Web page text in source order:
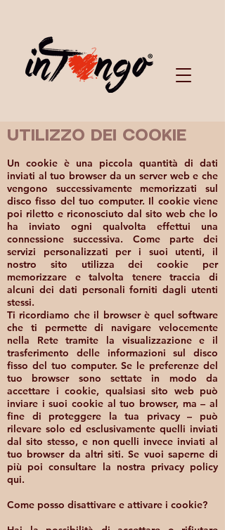
UTILIZZO DEI COOKIE
Un cookie è una piccola quantità di dati
inviati al tuo browser da un server web e che
vengono successivamente memorizzati sul
disco fisso del tuo computer. Il cookie viene
poi riletto e riconosciuto dal sito web che lo
ha inviato ogni qualvolta effettui una
connessione successiva. Come parte dei
servizi personalizzati per i suoi utenti, il
nostro sito utilizza dei cookie per
memorizzare e talvolta tenere traccia di
alcuni dei dati personali forniti dagli utenti
stessi.
Ti ricordiamo che il browser è quel software
che ti permette di navigare velocemente
nella Rete tramite la visualizzazione e il
trasferimento delle informazioni sul disco
fisso del tuo computer. Se le preferenze del
tuo browser sono settate in modo da
accettare i cookie, qualsiasi sito web può
inviare i suoi cookie al tuo browser, ma – al
fine di proteggere la tua privacy – può
rilevare solo ed esclusivamente quelli inviati
dal sito stesso, e non quelli invece inviati al
tuo browser da altri siti. Se vuoi saperne di
più poi consultare la nostra privacy policy
qui.
Come posso disattivare e attivare i cookie?